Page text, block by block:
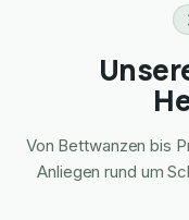
Von Bettwanzen bis
Anliegen rund um